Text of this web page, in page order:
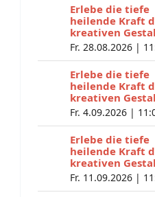
Erlebe die tiefe
heilende Kraft
kreativen
Fr. 28.08.2026 |
Erlebe die tiefe
heilende Kraft
kreativen
Fr. 4.09.2026 |
Erlebe die tiefe
heilende Kraft
kreativen
Fr. 11.09.2026 |